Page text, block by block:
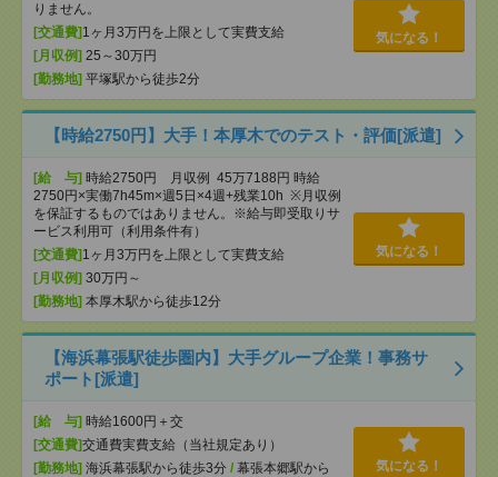
りません。
[交通費] 1ヶ月3万円を上限として実費支給
[月収例] 25～30万円
[勤務地] 平塚駅から徒歩2分
気になる！
【時給2750円】大手！本厚木でのテスト・評価[派遣]
[給 与] 時給2750円 月収例 45万7188円 時給
2750円×実働7h45m×週5日×4週+残業10h ※月収例
を保証するものではありません。※給与即受取りサ
ービス利用可（利用条件有）
[交通費] 1ヶ月3万円を上限として実費支給
[月収例] 30万円～
[勤務地] 本厚木駅から徒歩12分
気になる！
【海浜幕張駅徒歩圏内】大手グループ企業！事務サ
ポート[派遣]
[給 与] 時給1600円＋交
[交通費]交通費実費支給（当社規定あり）
[勤務地] 海浜幕張駅から徒歩3分 / 幕張本郷駅から
気になる！